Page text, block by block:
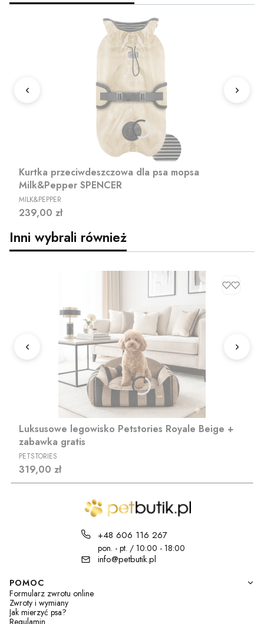
Kurtka przeciwdeszczowa dla psa mopsa
Milk&Pepper SPENCER
PRODUCENT
MILK&PEPPER
Cena
239,00 zł
Inni wybrali również
Luksusowe legowisko Petstories Royale Beige +
zabawka gratis
PRODUCENT
PETSTORIES
Cena
319,00 zł
+48 606 116 267
pon. - pt. / 10:00 - 18:00
info@petbutik.pl
Linki w stopce
POMOC
Formularz zwrotu online
Zwroty i wymiany
Jak mierzyć psa?